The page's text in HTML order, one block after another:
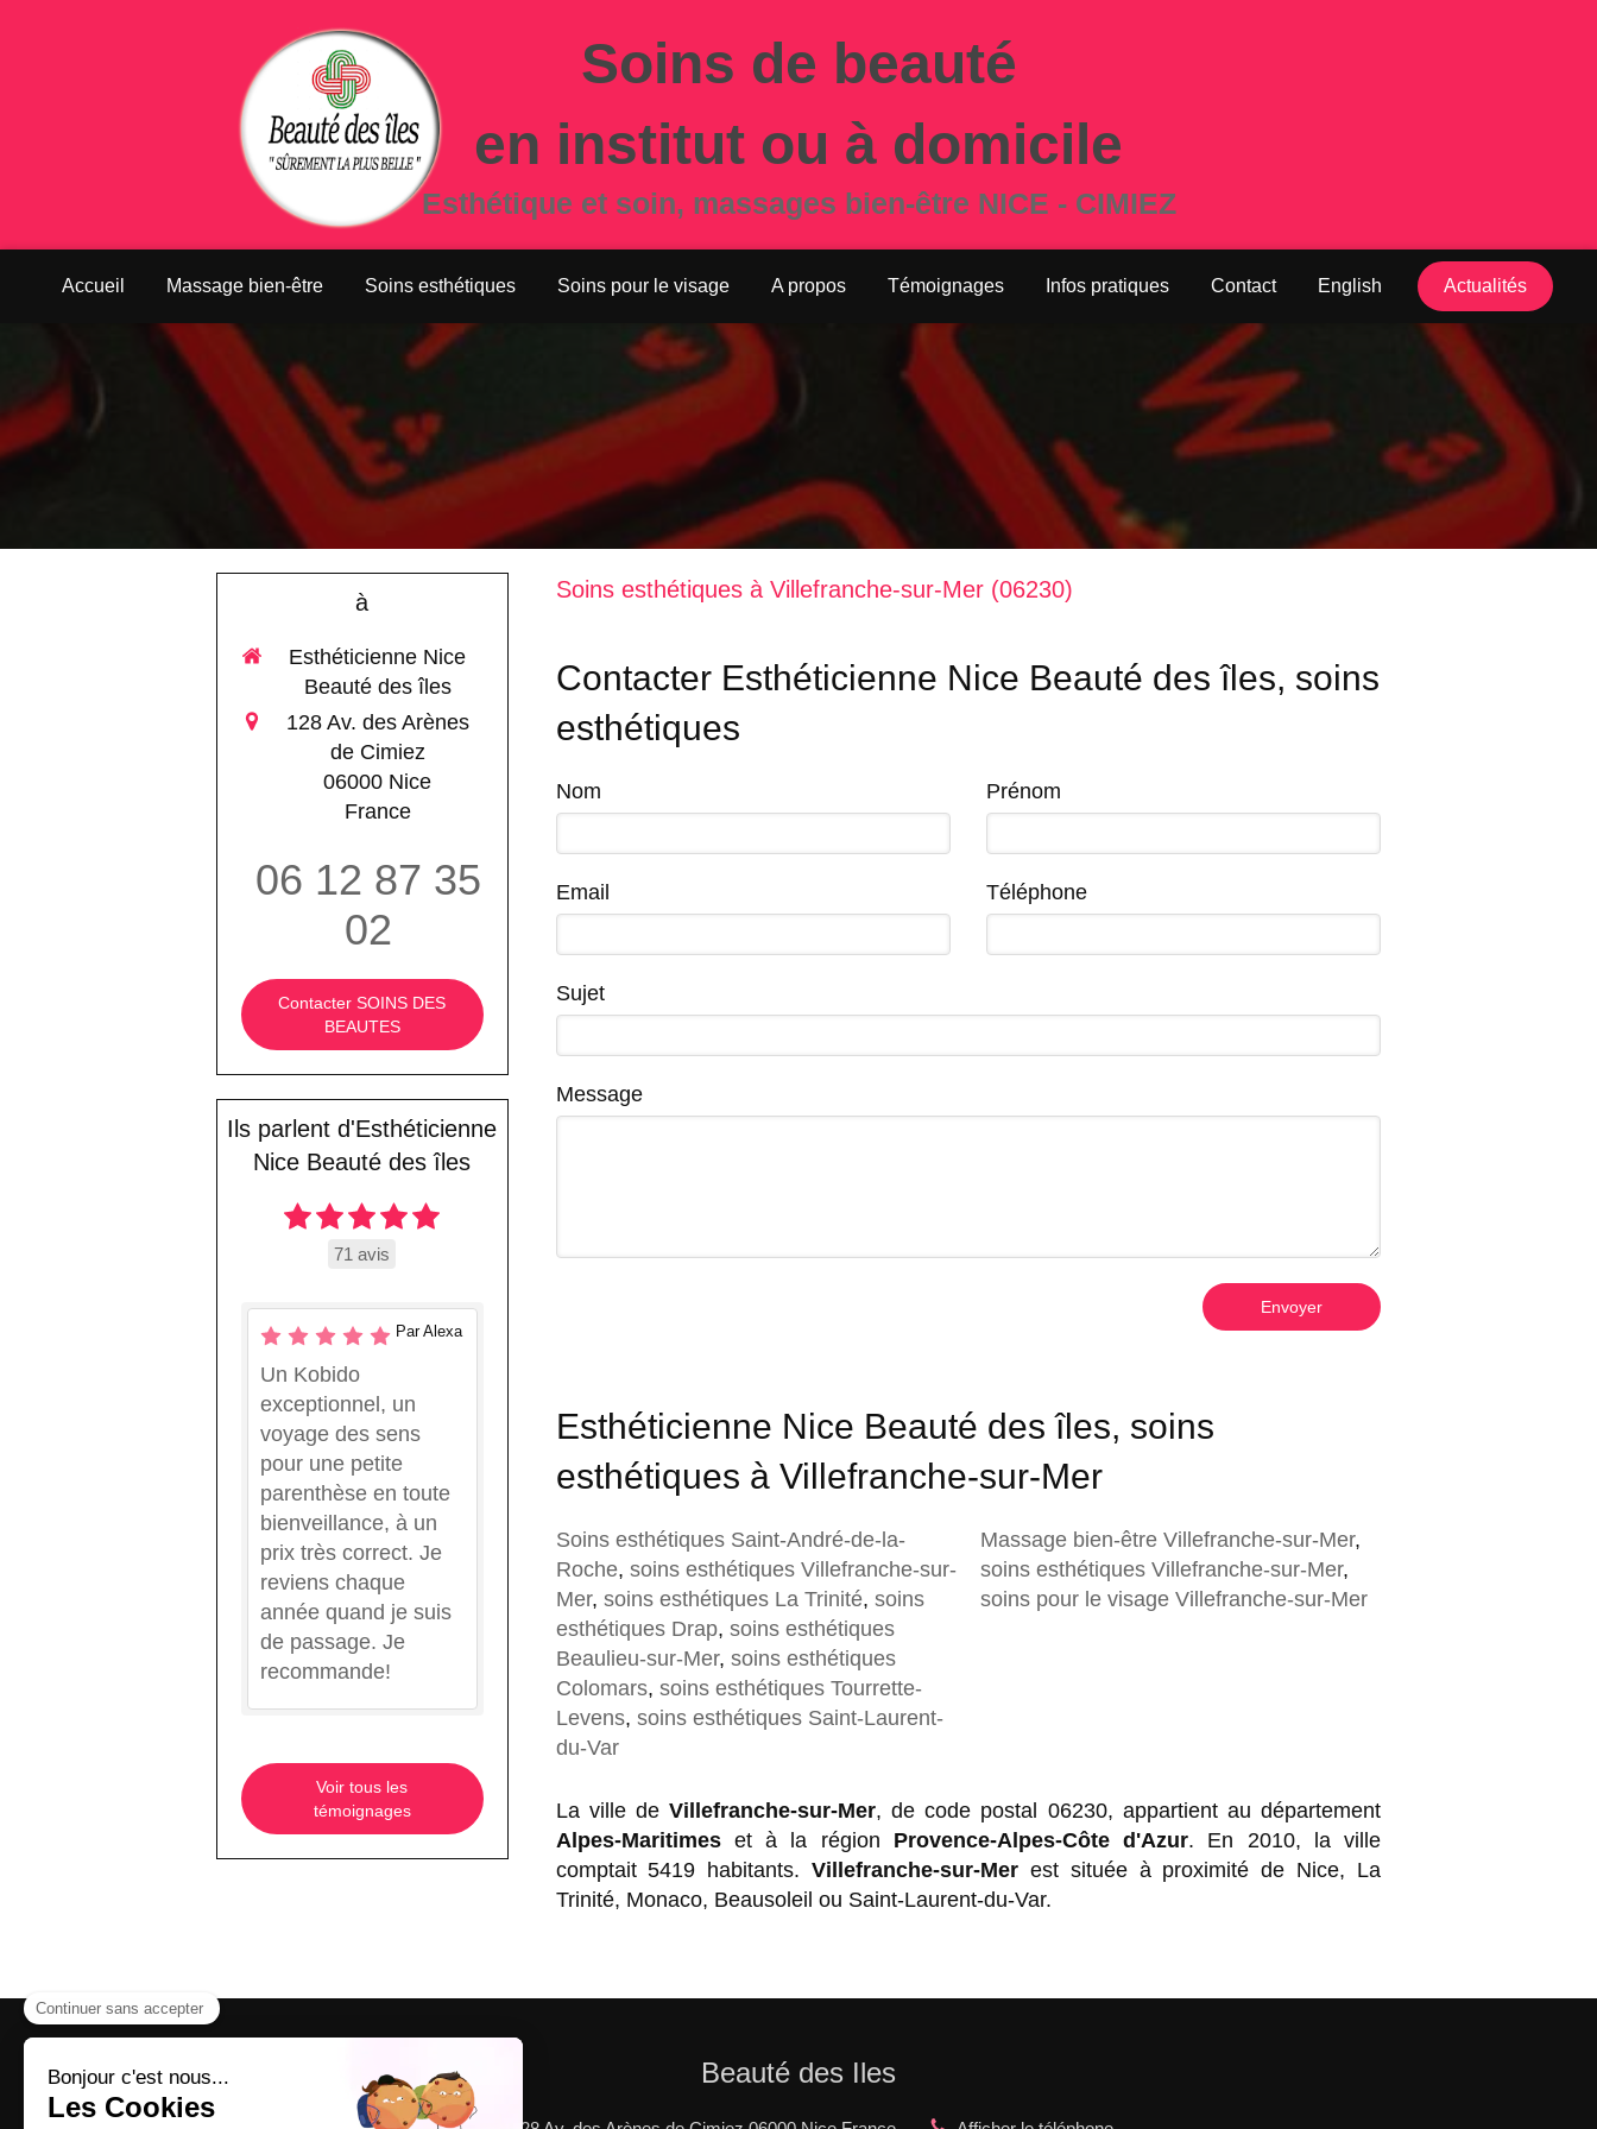
Soins de beauté
en institut ou à domicile
Esthétique et soin, massages bien-être NICE - CIMIEZ
Accueil Massage bien-être Soins esthétiques Soins pour le visage A propos Témoignages Infos pratiques Contact English Actualités
Soins esthétiques à Villefranche-sur-Mer (06230)
Contacter Esthéticienne Nice Beauté des îles, soins
esthétiques
Nom Prénom
Email Téléphone
Sujet
Message
Envoyer
Esthéticienne Nice Beauté des îles, soins
esthétiques à Villefranche-sur-Mer
Soins esthétiques Saint-André-de-la-
Roche, soins esthétiques Villefranche-sur-
Mer, soins esthétiques La Trinité, soins
esthétiques Drap, soins esthétiques
Beaulieu-sur-Mer, soins esthétiques
Colomars, soins esthétiques Tourrette-
Levens, soins esthétiques Saint-Laurent-
du-Var
Massage bien-être Villefranche-sur-Mer,
soins esthétiques Villefranche-sur-Mer,
soins pour le visage Villefranche-sur-Mer
La ville deVillefranche-sur-Mer, de code postal 06230, appartient au département
Alpes-Maritimeset à la région Provence-Alpes-Côte d'Azur. En 2010, la ville
comptait 5419 habitants.Villefranche-sur-Mer est située à proximité de Nice, La
Trinité, Monaco, Beausoleil ou Saint-Laurent-du-Var.
à
Esthéticienne Nice
Beauté des îles
128 Av. des Arènes
de Cimiez
06000 Nice
France
06 12 87 35
02
Contacter SOINS DES
BEAUTES
Ils parlent d'Esthéticienne
Nice Beauté des îles
71 avis
Par Alexa
Un Kobido
exceptionnel, un
voyage des sens
pour une petite
parenthèse en toute
bienveillance, à un
prix très correct. Je
reviens chaque
année quand je suis
de passage. Je
recommande!
Voir tous les
témoignages
Beauté des Iles